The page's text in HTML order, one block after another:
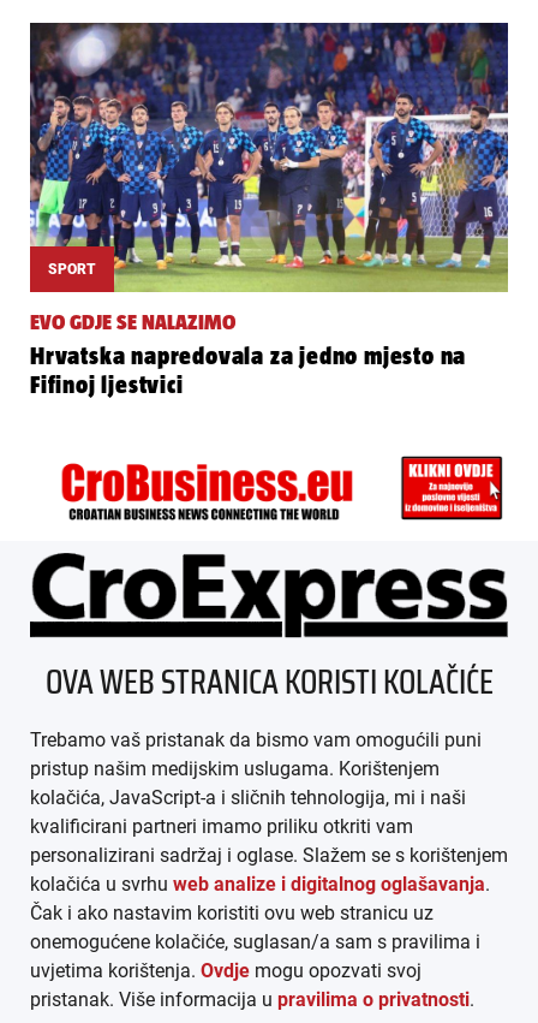
SPORT
EVO GDJE SE NALAZIMO
Hrvatska napredovala za jedno mjesto na
Fifinoj ljestvici
ÜBER UNS
IMPRESSUM
AGB
DATENSCHUTZ
MEDIADATEN
ARHIVA (PDF)
OVA WEB STRANICA KORISTI KOLAČIĆE
Trebamo vaš pristanak da bismo vam omogućili puni
pristup našim medijskim uslugama. Korištenjem
kolačića, JavaScript-a i sličnih tehnologija, mi i naši
kvalificirani partneri imamo priliku otkriti vam
personalizirani sadržaj i oglase. Slažem se s korištenjem
kolačića u svrhu web analize i digitalnog oglašavanja.
Čak i ako nastavim koristiti ovu web stranicu uz
onemogućene kolačiće, suglasan/a sam s pravilima i
uvjetima korištenja. Ovdje mogu opozvati svoj
pristanak. Više informacija u pravilima o privatnosti.